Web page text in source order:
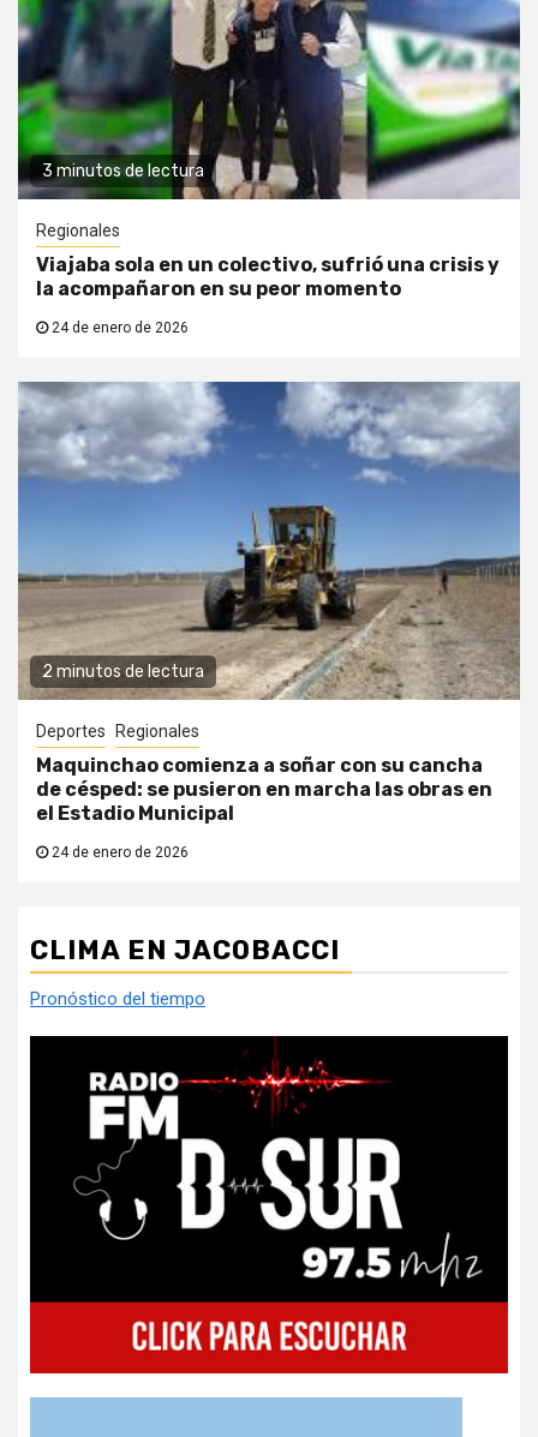
3 minutos de lectura
Regionales
Viajaba sola en un colectivo, sufrió una crisis y
la acompañaron en su peor momento
24 de enero de 2026
2 minutos de lectura
Deportes Regionales
Maquinchao comienza a soñar con su cancha
de césped: se pusieron en marcha las obras en
el Estadio Municipal
24 de enero de 2026
CLIMA EN JACOBACCI
Pronóstico del tiempo